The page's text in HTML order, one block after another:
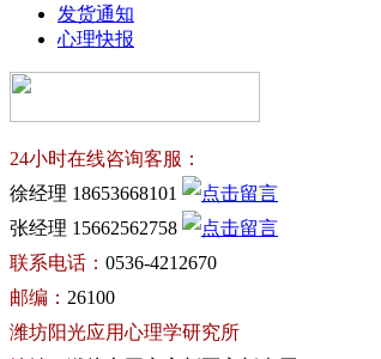
发货通知
心理快报
24小时在线咨询客服：
徐经理 18653668101
张经理 15662562758
联系电话： 0536-4212670
邮编： 26100
潍坊阳光应用心理学研究所